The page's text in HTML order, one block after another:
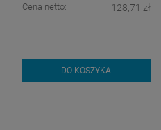
Cena netto: 128,71 zł
DO KOSZYKA